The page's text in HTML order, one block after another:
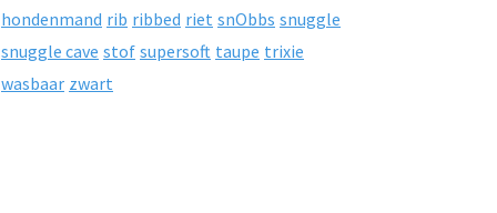
hondenmand rib ribbed riet snObbs snuggle
snuggle cave stof supersoft taupe trixie
wasbaar zwart